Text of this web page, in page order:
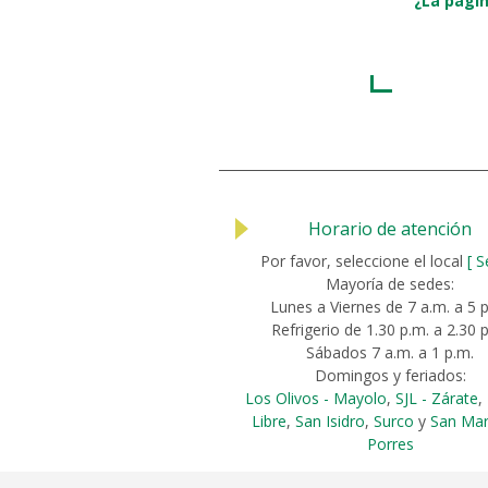
Horario de atención
Por favor, seleccione el local [
Mayoría de sedes:
Lunes a Viernes de 7 a.m. a 5
Refrigerio de 1.30 p.m. a 2.30
Sábados 7 a.m. a 1 p.m.
Domingos y feriados:
Los Olivos - Mayolo, SJL - Zárate,
Libre,San Isidro,Surco ySan
Porres